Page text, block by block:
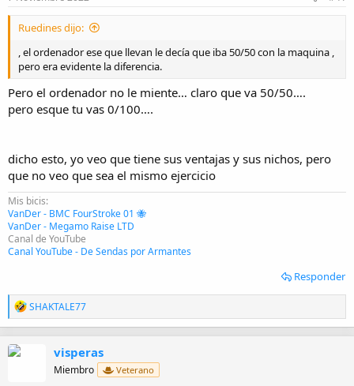
i
Ruedines dijo:
, el ordenador ese que llevan le decía que iba 50/50 con la maquina ,
pero era evidente la diferencia.
Pero el ordenador no le miente… claro que va 50/50….
pero esque tu vas 0/100….
dicho esto, yo veo que tiene sus ventajas y sus nichos, pero
que no veo que sea el mismo ejercicio
Mis bicis:
VanDer - BMC FourStroke 01 🐝
VanDer - Megamo Raise LTD
Canal de YouTube
Canal YouTube - De Sendas por Armantes
Responder
R
e
a
SHAKTALE77
visperas
Miembro Veterano